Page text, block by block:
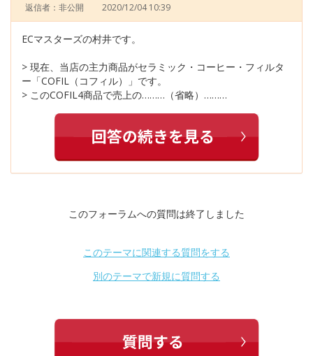
返信者：非公開 2020/12/04 10:39
ECマスターズの村井です。
> 現在、当店の主力商品がセラミック・コーヒー・フィルタ
ー「COFIL（コフィル）」です。
> このCOFIL4商品で売上の………（省略）………
このフォーラムへの質問は終了しました
このテーマに関連する質問をする
別のテーマで新規に質問する